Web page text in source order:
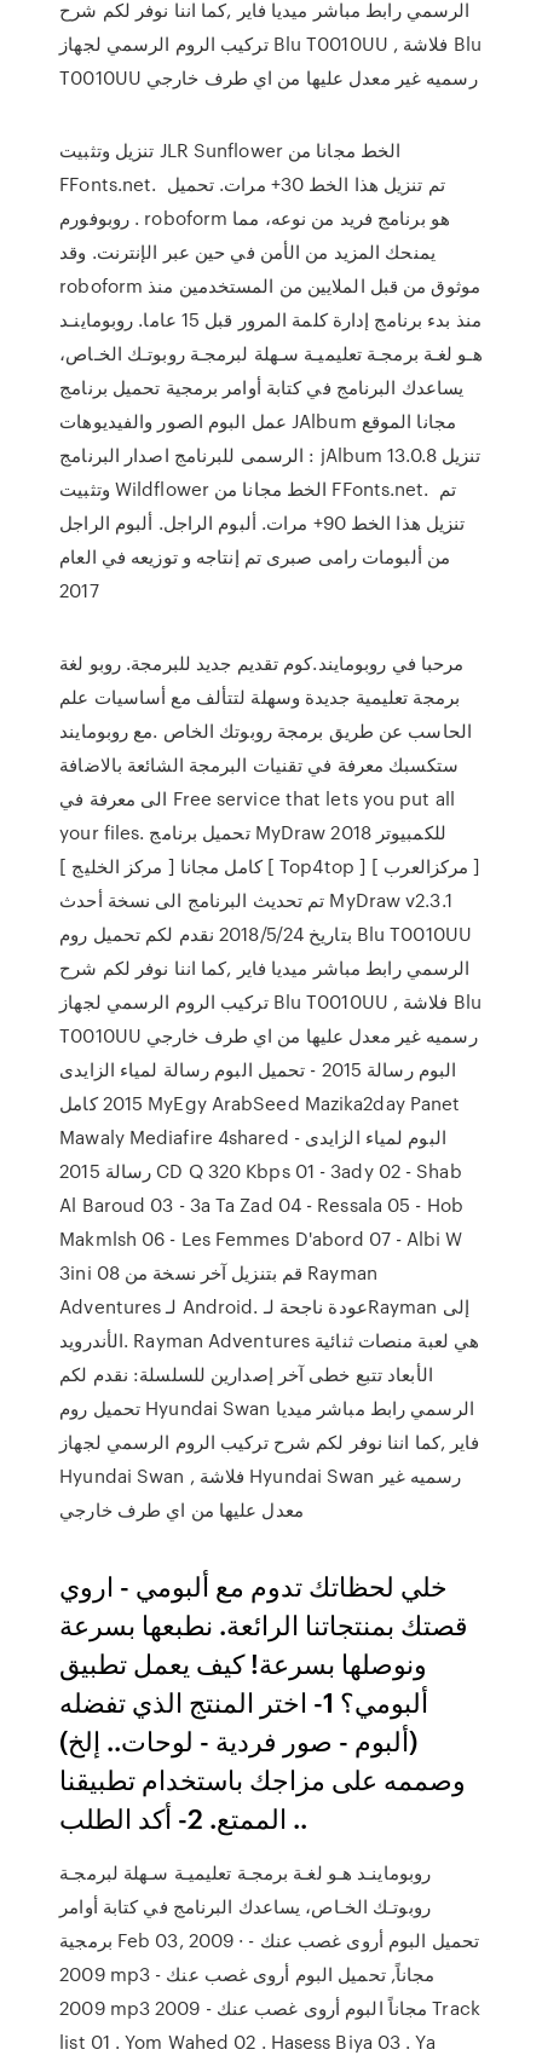
الرسمي رابط مباشر ميديا فاير ,كما اننا نوفر لكم شرح
تركيب الروم الرسمي لجهاز Blu T0010UU , فلاشة Blu
T0010UU رسميه غير معدل عليها من اي طرف خارجي
تنزيل وتثبيت JLR Sunflower الخط مجانا من
FFonts.net. ️ تم تنزيل هذا الخط 30+ مرات. تحميل
روبوفورم . roboform هو برنامج فريد من نوعه، مما
يمنحك المزيد من الأمن في حين عبر الإنترنت. وقد
roboform موثوق من قبل الملايين من المستخدمين منذ
منذ بدء برنامج إدارة كلمة المرور قبل 15 عاما. روبوماينـد
هـو لغـة برمجـة تعليميـة سـهلة لبرمجـة روبوتـك الخـاص،
يساعدك البرنامج في كتابة أوامر برمجية تحميل برنامج
عمل البوم الصور والفيديوهات JAlbum مجانا الموقع
الرسمى للبرنامج اصدار البرنامج : jAlbum 13.0.8 تنزيل
وتثبيت Wildflower الخط مجانا من FFonts.net. ️ تم
تنزيل هذا الخط 90+ مرات. ألبوم الراجل. ألبوم الراجل
من ألبومات رامى صبرى تم إنتاجه و توزيعه في العام
2017
مرحبا في روبومايند.كوم تقديم جديد للبرمجة. روبو لغة
برمجة تعليمية جديدة وسهلة لتتألف مع أساسيات علم
الحاسب عن طريق برمجة روبوتك الخاص .مع روبومايند
ستكسبك معرفة في تقنيات البرمجة الشائعة بالاضافة
الى معرفة في Free service that lets you put all
your files. تحميل برنامج MyDraw 2018 للكمبيوتر
كامل مجانا [ مركز الخليج ] [ Top4top ] [ مركزالعرب ]
تم تحديث البرنامج الى نسخة أحدث MyDraw v2.3.1
بتاريخ 2018/5/24 نقدم لكم تحميل روم Blu T0010UU
الرسمي رابط مباشر ميديا فاير ,كما اننا نوفر لكم شرح
تركيب الروم الرسمي لجهاز Blu T0010UU , فلاشة Blu
T0010UU رسميه غير معدل عليها من اي طرف خارجي
البوم رسالة 2015 - تحميل البوم رسالة لمياء الزايدى
2015 كامل MyEgy ArabSeed Mazika2day Panet
Mawaly Mediafire 4shared البوم لمياء الزايدى -
رسالة 2015 CD Q 320 Kbps 01 - 3ady 02 - Shab
Al Baroud 03 - 3a Ta Zad 04 - Ressala 05 - Hob
Makmlsh 06 - Les Femmes D'abord 07 - Albi W
3ini 08 قم بتنزيل آخر نسخة من Rayman
Adventures لـ Android. عودة ناجحة لـRayman إلى
الأندرويد. Rayman Adventures هي لعبة منصات ثنائية
الأبعاد تتبع خطى آخر إصدارين للسلسلة: نقدم لكم
تحميل روم Hyundai Swan الرسمي رابط مباشر ميديا
فاير ,كما اننا نوفر لكم شرح تركيب الروم الرسمي لجهاز
Hyundai Swan , فلاشة Hyundai Swan رسميه غير
معدل عليها من اي طرف خارجي
خلي لحظاتك تدوم مع ألبومي - اروي
قصتك بمنتجاتنا الرائعة. نطبعها بسرعة
ونوصلها بسرعة! كيف يعمل تطبيق
ألبومي؟ 1- اختر المنتج الذي تفضله
(ألبوم - صور فردية - لوحات.. إلخ)
وصممه على مزاجك باستخدام تطبيقنا
الممتع. 2- أكد الطلب ..
روبوماينـد هـو لغـة برمجـة تعليميـة سـهلة لبرمجـة
روبوتـك الخـاص، يساعدك البرنامج في كتابة أوامر
برمجية Feb 03, 2009 · تحميل البوم أروى غصب عنك -
2009 mp3 مجاناً, تحميل البوم أروى غصب عنك -
2009 mp3 مجاناً البوم أروى غصب عنك - 2009 Track
list 01 . Yom Wahed 02 . Hasess Biya 03 . Ya